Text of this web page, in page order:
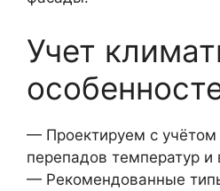
Учет
— Проектируем с учётом
перепадов температур и
— Рекомендованные